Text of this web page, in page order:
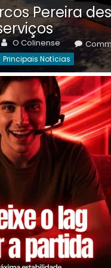
Pereira
Author
O Colinense
Principais Notícias